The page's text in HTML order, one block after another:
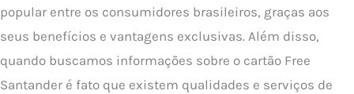
popular entre os consumidores brasileiros, graças aos
seus benefícios e vantagens exclusivas. Além disso,
quando buscamos informações sobre o cartão Free
Santander é fato que existem qualidades e serviços de